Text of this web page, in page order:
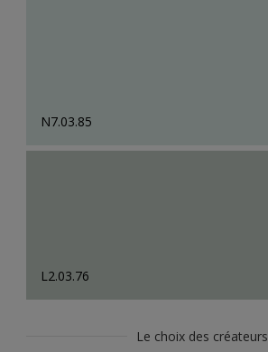
N7.03.85
L2.03.76
Le choix des créateurs